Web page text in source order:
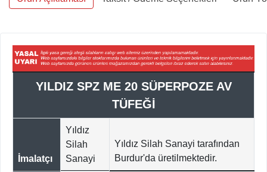
YILDIZ SPZ ME 20 SÜPERPOZE AV
TÜFEĞİ
İmalatçı
Yıldız
Silah
Sanayi
Yıldız Silah Sanayi tarafından
Burdur'da üretilmektedir.